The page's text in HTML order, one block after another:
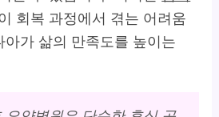
회복 과정에서 겪는 어려움
아가 삶의 만족도를 높이는